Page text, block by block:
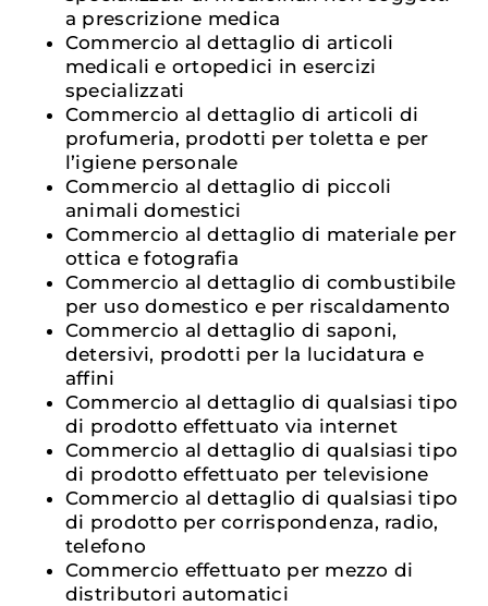
a prescrizione medica
Commercio al dettaglio di articoli
medicali e ortopedici in esercizi
specializzati
Commercio al dettaglio di articoli di
profumeria, prodotti per toletta e per
l’igiene personale
Commercio al dettaglio di piccoli
animali domestici
Commercio al dettaglio di materiale per
ottica e fotografia
Commercio al dettaglio di combustibile
per uso domestico e per riscaldamento
Commercio al dettaglio di saponi,
detersivi, prodotti per la lucidatura e
affini
Commercio al dettaglio di qualsiasi tipo
di prodotto effettuato via internet
Commercio al dettaglio di qualsiasi tipo
di prodotto effettuato per televisione
Commercio al dettaglio di qualsiasi tipo
di prodotto per corrispondenza, radio,
telefono
Commercio effettuato per mezzo di
distributori automatici